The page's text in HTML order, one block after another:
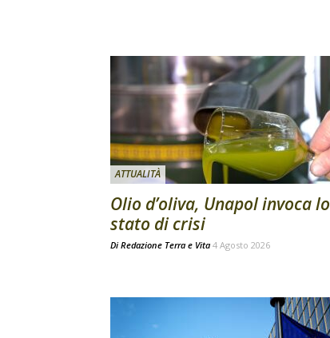
ATTUALITÀ
Olio d’oliva, Unapol invoca lo
stato di crisi
Di Redazione Terra e Vita 4 Agosto 2026